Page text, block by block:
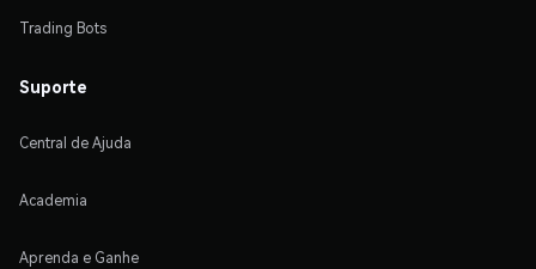
Trading Bots
Suporte
Central de Ajuda
Academia
Aprenda e Ganhe